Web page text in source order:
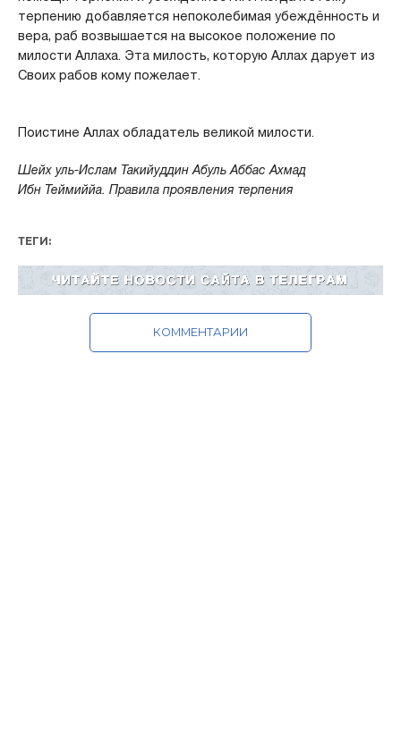
терпению добавляется непоколебимая убеждённость и
вера, раб возвышается на высокое положение по
милости Аллаха. Эта милость, которую Аллах дарует из
Своих рабов кому пожелает.
Поистине Аллах обладатель великой милости.
Шейх уль-Ислам Такийуддин Абуль Аббас Ахмад
Ибн Теймиййа. Правила проявления терпения
ТЕГИ:
КОММЕНТАРИИ